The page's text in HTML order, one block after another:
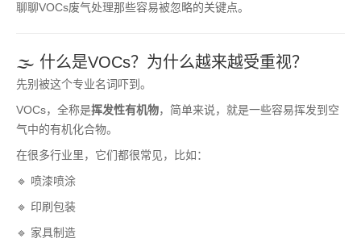
聊聊VOCs废气处理那些容易被忽略的关键点。
🌫️ 什么是VOCs？为什么越来越受重视？
先别被这个专业名词吓到。
VOCs，全称是挥发性有机物，简单来说，就是一些容易挥发到空
气中的有机化合物。
在很多行业里，它们都很常见，比如：
🔹 喷漆喷涂
🔹 印刷包装
🔹 家具制造